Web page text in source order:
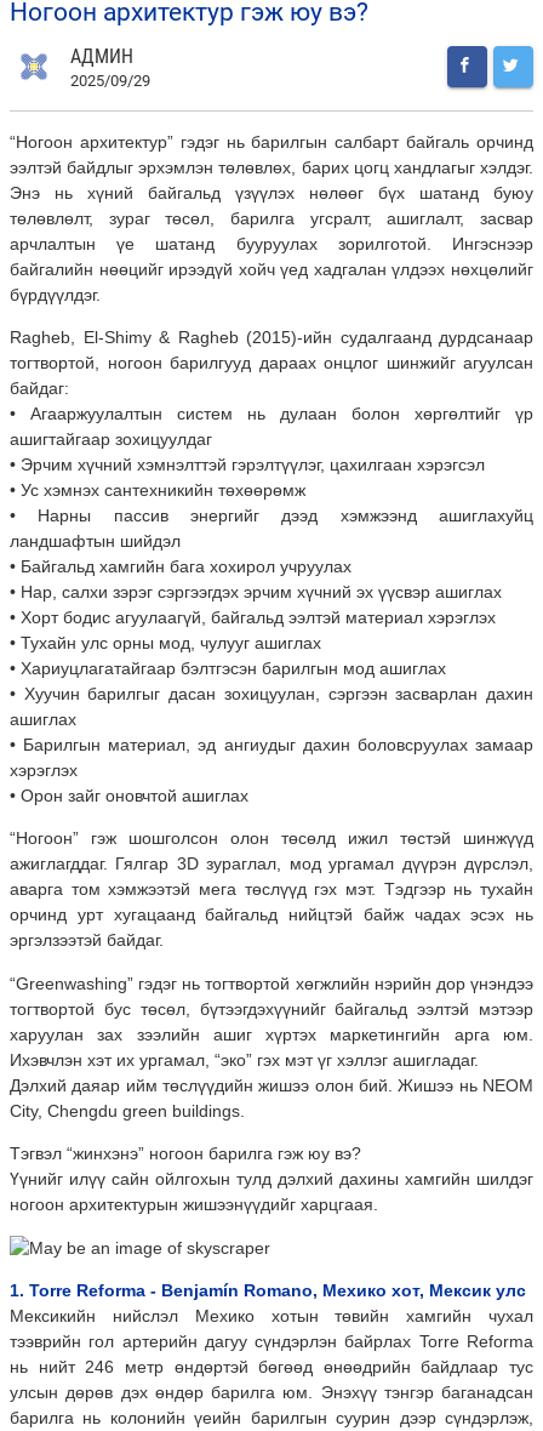
ногоон архитектур гэж юу вэ?
АДМИН
2025/09/29
“Ногоон архитектур” гэдэг нь барилгын салбарт байгаль орчинд
ээлтэй байдлыг эрхэмлэн төлөвлөх, барих цогц хандлагыг хэлдэг.
Энэ нь хүний байгальд үзүүлэх нөлөөг бүх шатанд буюу
төлөвлөлт, зураг төсөл, барилга угсралт, ашиглалт, засвар
арчлалтын үе шатанд бууруулах зорилготой. Ингэснээр
байгалийн нөөцийг ирээдүй хойч үед хадгалан үлдээх нөхцөлийг
бүрдүүлдэг.
Ragheb, El-Shimy & Ragheb (2015)-ийн судалгаанд дурдсанаар
тогтвортой, ногоон барилгууд дараах онцлог шинжийг агуулсан
байдаг:
• Агааржуулалтын систем нь дулаан болон хөргөлтийг үр
ашигтайгаар зохицуулдаг
• Эрчим хүчний хэмнэлттэй гэрэлтүүлэг, цахилгаан хэрэгсэл
• Ус хэмнэх сантехникийн төхөөрөмж
• Нарны пассив энергийг дээд хэмжээнд ашиглахуйц
ландшафтын шийдэл
• Байгальд хамгийн бага хохирол учруулах
• Нар, салхи зэрэг сэргээгдэх эрчим хүчний эх үүсвэр ашиглах
• Хорт бодис агуулаагүй, байгальд ээлтэй материал хэрэглэх
• Тухайн улс орны мод, чулууг ашиглах
• Хариуцлагатайгаар бэлтгэсэн барилгын мод ашиглах
• Хуучин барилгыг дасан зохицуулан, сэргээн засварлан дахин
ашиглах
• Барилгын материал, эд ангиудыг дахин боловсруулах замаар
хэрэглэх
• Орон зайг оновчтой ашиглах
“Ногоон” гэж шошголсон олон төсөлд ижил төстэй шинжүүд
ажиглагддаг. Гялгар 3D зураглал, мод ургамал дүүрэн дүрслэл,
аварга том хэмжээтэй мега төслүүд гэх мэт. Тэдгээр нь тухайн
орчинд урт хугацаанд байгальд нийцтэй байж чадах эсэх нь
эргэлзээтэй байдаг.
“Greenwashing” гэдэг нь тогтвортой хөгжлийн нэрийн дор үнэндээ
тогтвортой бус төсөл, бүтээгдэхүүнийг байгальд ээлтэй мэтээр
харуулан зах зээлийн ашиг хүртэх маркетингийн арга юм.
Ихэвчлэн хэт их ургамал, “эко” гэх мэт үг хэллэг ашигладаг.
Дэлхий даяар ийм төслүүдийн жишээ олон бий. Жишээ нь NEOM
City, Chengdu green buildings.
Тэгвэл “жинхэнэ” ногоон барилга гэж юу вэ?
Үүнийг илүү сайн ойлгохын тулд дэлхий дахины хамгийн шилдэг
ногоон архитектурын жишээнүүдийг харцгаая.
1. Torre Reforma - Benjamín Romano, Мехико хот, Мексик улс
Мексикийн нийслэл Мехико хотын төвийн хамгийн чухал
тээврийн гол артерийн дагуу сүндэрлэн байрлах Torre Reforma
нь нийт 246 метр өндөртэй бөгөөд өнөөдрийн байдлаар тус
улсын дөрөв дэх өндөр барилга юм. Энэхүү тэнгэр баганадсан
барилга нь колонийн үеийн барилгын суурин дээр сүндэрлэж,